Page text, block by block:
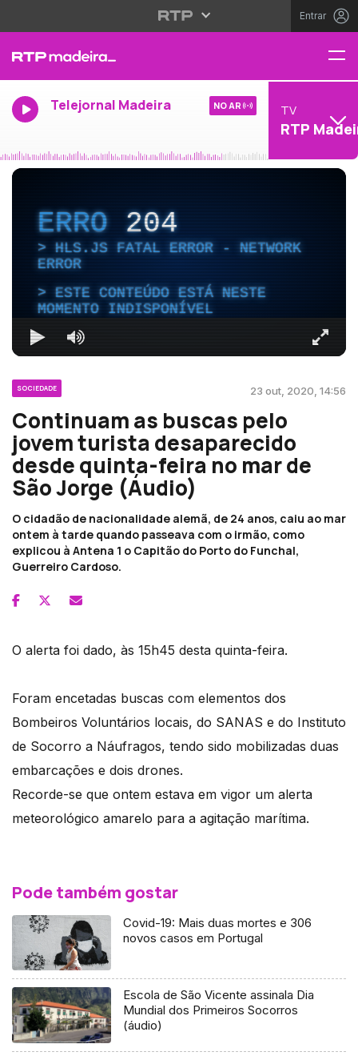
Entrar
Telejornal Madeira NO AR TV
RTP
ERRO204
HLS.JS FATAL ERROR - NETWORK
ERROR
ESTE CONTEÚDO ESTÁ NESTE
MOMENTO INDISPONÍVEL
SOCIEDADE 23 out, 2020, 14:56
Continuam as buscas pelo
jovem turista desaparecido
desde quinta-feira no mar de
São Jorge (Áudio)
O cidadão de nacionalidade alemã, de 24 anos, caiu ao mar
ontem à tarde quando passeava com o irmão, como
explicou à Antena 1 o Capitão do Porto do Funchal,
Guerreiro Cardoso.
O alerta foi dado, às 15h45 desta quinta-feira.
Foram encetadas buscas com elementos dos
Bombeiros Voluntários locais, do SANAS e do Instituto
de Socorro a Náufragos, tendo sido mobilizadas duas
embarcações e dois drones.
Recorde-se que ontem estava em vigor um alerta
meteorológico amarelo para a agitação marítima.
Pode também gostar
Covid-19: Mais duas mortes e 306
novos casos em Portugal
Escola de São Vicente assinala Dia
Mundial dos Primeiros Socorros
(áudio)